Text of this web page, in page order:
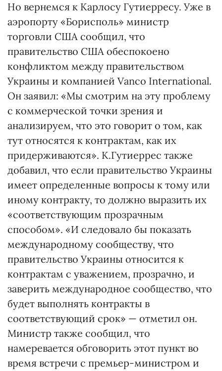
Но вернемся к Карлосу Гутиер­ресу. Уже в
аэропорту «Борисполь» министр
торговли США сообщил, что
правительство США обеспокоено
конфликтом между правительством
Украины и компанией Vanco Іnternational.
Он заявил: «Мы смотрим на эту проблему
с коммерческой точки зрения и
анализируем, что это говорит о том, как
тут относятся к контрактам, как их
придерживаются». К.Гутиеррес также
добавил, что если правительство Украины
имеет определенные вопросы к тому или
иному контракту, то должно выразить их
«соответствующим прозрачным
способом». «И следовало бы показать
международному сообществу, что
правительство Украины относится к
контрактам с уважением, прозрачно, и
заверить международное сообщество, что
будет выполнять контракты в
соответствующий срок» — отметил он.
Министр также сообщил, что
намеревается обговорить этот пункт во
время встречи с премьер-министром и